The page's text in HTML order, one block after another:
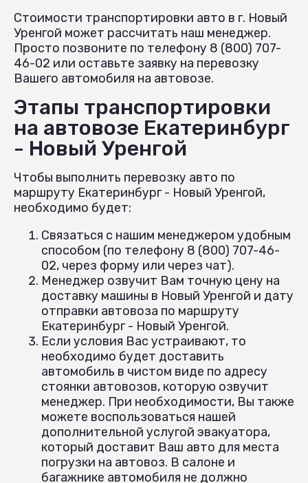
Стоимости транспортировки авто в г. Новый
Уренгой может рассчитать наш менеджер.
Просто позвоните по телефону 8 (800) 707-
46-02 или оставьте заявку на перевозку
Вашего автомобиля на автовозе.
Этапы транспортировки
на автовозе Екатеринбург
- Новый Уренгой
Чтобы выполнить перевозку авто по
маршруту Екатеринбург - Новый Уренгой,
необходимо будет:
Связаться с нашим менеджером удобным
способом (по телефону 8 (800) 707-46-
02, через форму или через чат).
Менеджер озвучит Вам точную цену на
доставку машины в Новый Уренгой и дату
отправки автовоза по маршруту
Екатеринбург - Новый Уренгой.
Если условия Вас устраивают, то
необходимо будет доставить
автомобиль в чистом виде по адресу
стоянки автовозов, которую озвучит
менеджер. При необходимости, Вы также
можете воспользоваться нашей
дополнительной услугой эвакуатора,
который доставит Ваш авто для места
погрузки на автовоз. В салоне и
багажнике автомобиля не должно